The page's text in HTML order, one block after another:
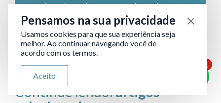
A qualquer hora, em qualquer lugar:
nossa equipe está pronta para atender
você com excelência.
Continue lendo:artigos
1
Pensamos na sua privacidade
Usamos cookies para que sua experiência seja
melhor. Ao continuar navegando você de
acordo com os termos.
Aceito